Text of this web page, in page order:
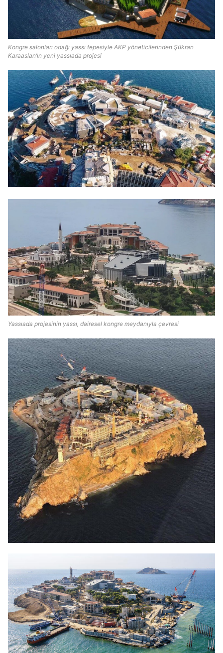
Kongre salonları odağı yassı tepesiyle AKP yöneticilerinden Şükran
Karaaslan’ın yeni yassıada projesi
Yassıada projesinin yassı, dairesel kongre meydanıyla çevresi